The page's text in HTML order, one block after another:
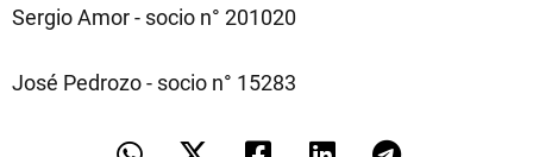
Sergio Amor - socio n° 201020
José Pedrozo - socio n° 15283